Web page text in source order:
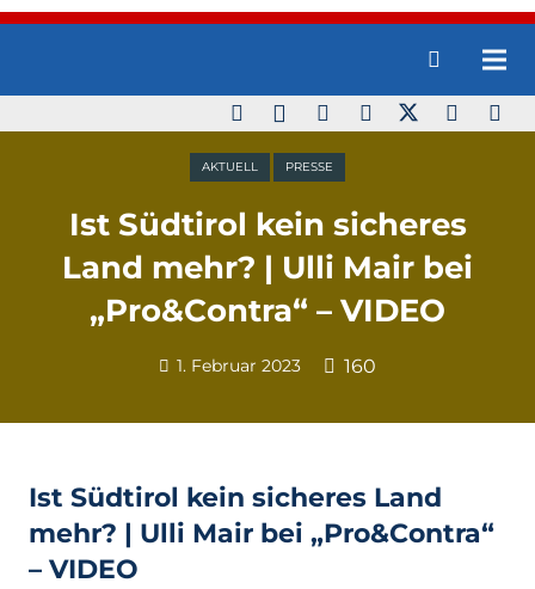
AKTUELL PRESSE
Ist Südtirol kein sicheres
Land mehr? | Ulli Mair bei
„Pro&Contra“ – VIDEO
1. Februar 2023 160
Ist Südtirol kein sicheres Land
mehr? | Ulli Mair bei „Pro&Contra“
– VIDEO